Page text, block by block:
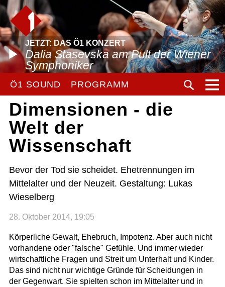
JETZT: DAS Ö1 KONZERT
Dalia Stasevska am Pult der Wiener
Symphoniker
Ö1 SOUND PROGRAMM
Dimensionen - die
Welt der
Wissenschaft
Bevor der Tod sie scheidet. Ehetrennungen im
Mittelalter und der Neuzeit. Gestaltung: Lukas
Wieselberg
28. Oktober 2014, 19:05
Körperliche Gewalt, Ehebruch, Impotenz. Aber auch nicht
vorhandene oder "falsche" Gefühle. Und immer wieder
wirtschaftliche Fragen und Streit um Unterhalt und Kinder.
Das sind nicht nur wichtige Gründe für Scheidungen in
der Gegenwart. Sie spielten schon im Mittelalter und in